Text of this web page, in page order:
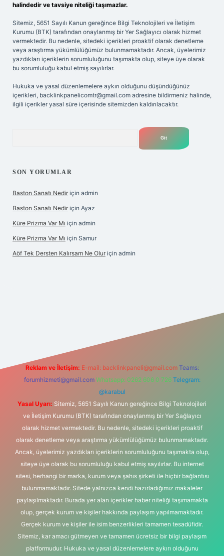
halindedir ve tavsiye niteliği taşımazlar.
Sitemiz, 5651 Sayılı Kanun gereğince Bilgi Teknolojileri ve İletişim
Kurumu (BTK) tarafından onaylanmış bir Yer Sağlayıcı olarak hizmet
vermektedir. Bu nedenle, sitedeki içerikleri proaktif olarak denetleme
veya araştırma yükümlülüğümüz bulunmamaktadır. Ancak, üyelerimiz
yazdıkları içeriklerin sorumluluğunu taşımakta olup, siteye üye olarak
bu sorumluluğu kabul etmiş sayılırlar.
Hukuka ve yasal düzenlemelere aykırı olduğunu düşündüğünüz
içerikleri, backlinkpanelicomtr@gmail.com adresine bildirmeniz halinde,
ilgili içerikler yasal süre içerisinde sitemizden kaldırılacaktır.
SON YORUMLAR
Baston Sanatı Nedir için admin
Baston Sanatı Nedir için Ayaz
Küre Prizma Var Mı için admin
Küre Prizma Var Mı için Samur
Aöf Tek Dersten Kalırsam Ne Olur için admin
Reklam ve İletişim: E-mail: backlinkpaneli@gmail.com Teams:
forumhizmeti@gmail.com Whatsapp: 0262 606 0 726 Telegram:
@karabul
Yasal Uyarı: Sitemiz, 5651 Sayılı Kanun gereğince Bilgi Teknolojileri
ve İletişim Kurumu (BTK) tarafından onaylanmış bir Yer Sağlayıcı
olarak hizmet vermektedir. Bu nedenle, sitedeki içerikleri proaktif
olarak denetleme veya araştırma yükümlülüğümüz bulunmamaktadır.
Ancak, üyelerimiz yazdıkları içeriklerin sorumluluğunu taşımakta olup,
siteye üye olarak bu sorumluluğu kabul etmiş sayılırlar. Bu internet
sitesi, herhangi bir marka, kurum veya şahıs şirketi ile hiçbir bağlantısı
bulunmamaktadır. Sitede yalnızca kendi hazırladığımız makaleler
paylaşılmaktadır. Burada yer alan içerikler haber niteliği taşımamakta
olup, gerçek kurum ve kişiler hakkında paylaşım yapılmamaktadır.
Gerçek kurum ve kişiler ile isim benzerlikleri tamamen tesadüfidir.
Sitemiz, kar amacı gütmeyen ve tamamen ücretsiz bir bilgi paylaşım
platformudur. Hukuka ve yasal düzenlemelere aykırı olduğunu